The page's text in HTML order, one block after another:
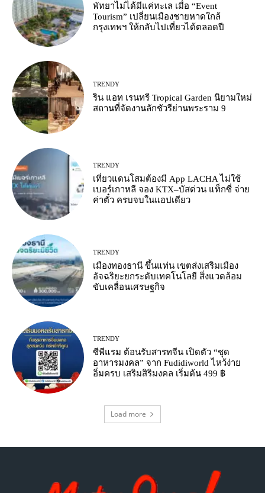
พัทยาไม่ได้มีแค่ทะเล เมื่อ “Event
Tourism” เปลี่ยนเมืองชายหาดใกล้
กรุงเทพฯ ให้กลับไปเที่ยวได้ตลอดปี
TRENDY
ริน แอท เรนทรี Tropical Garden นิยามใหม่
สถานที่จัดงานลักชัวรีย่านพระราม 9
TRENDY
เที่ยวแดนโสมต้องมี App LACHA ไม่ใช้
เบอร์เกาหลี จอง KTX–บัสด่วน แท็กซี่ จ่าย
ค่าตั๋ว ครบจบในแอปเดียว
TRENDY
เมืองทองธานี ขึ้นแท่น เขตส่งเสริมเมือง
อัจฉริยะยกระดับเทคโนโลยี สิ่งแวดล้อม
ขับเคลื่อนเศรษฐกิจ
TRENDY
ซีพีแรม ต้อนรับสารทจีน เปิดตัว “ชุด
อาหารมงคล” จาก Fudidiworld ไหว้ง่าย
อิ่มครบ เสริมสิริมงคล เริ่มต้น 499 ฿
Load more